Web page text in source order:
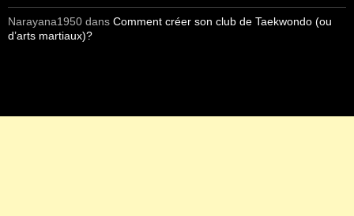
Narayana1950 dans Comment créer son club de Taekwondo (ou
d’arts martiaux)?